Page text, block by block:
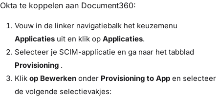
Okta te koppelen aan Document360:
Vouw in de linker navigatiebalk het keuzemenu
Applicaties uit en klik op Applicaties.
Selecteer je SCIM-applicatie en ga naar het tabblad
Provisioning .
Klik op Bewerken onder Provisioning to App en selecteer
de volgende selectievakjes: